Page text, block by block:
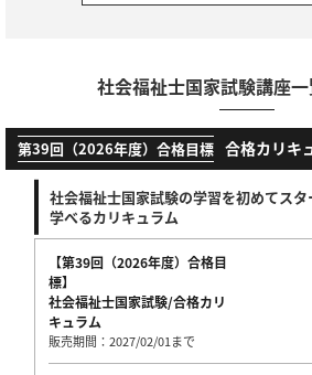
社会福祉士国家試験講座
第39回（2026年度）合格目標 合格カリキ
社会福祉士国家試験の学習を初めてス
学べるカリキュラム
【第39回（2026年度）合格目
標】
社会福祉士国家試験/合格カリ
キュラム
販売期間：2027/02/01まで